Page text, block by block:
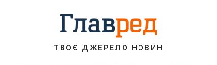
Новини Дніпра
Новини Запоріжжя
Новини ТернополяТВОЄ ДЖЕРЕЛО НОВИН